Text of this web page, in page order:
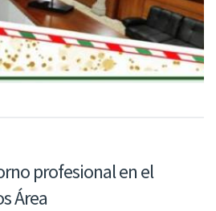
profesional en el
Área